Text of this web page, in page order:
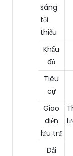
sáng
tối
thiểu
Khẩu
độ
Tiêu
cự
Giao
diện
lưu trữ
Dải